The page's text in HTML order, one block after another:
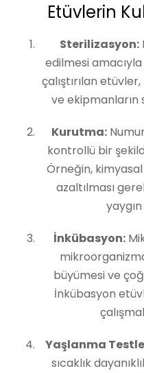
Etüvlerin
Sterilizasyon:
edilmesi
çalıştırılan
ve ekipmanların
Kurutma:
kontrollü bir
Örneğin,
azaltılması
İnkübasyon:
büyümesi ve
İnkübasyon
Yaşlanma
sıcaklık